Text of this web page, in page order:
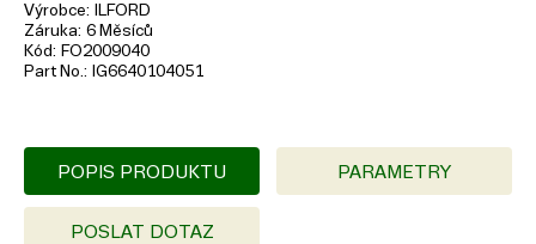
Výrobce
ILFORD
Záruka 6 Měsíců
Kód
FO2009040
Part No.
IG6640104051
POPIS PRODUKTU PARAMETRY
POSLAT DOTAZ